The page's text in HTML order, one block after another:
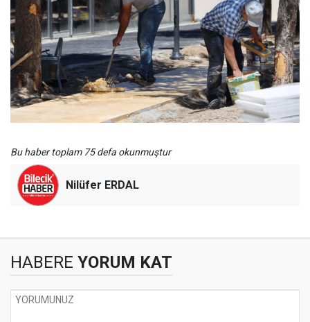
Bu haber toplam 75 defa okunmuştur
Nilüfer ERDAL
HABERE YORUM KAT